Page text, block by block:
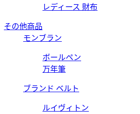
レディース 財布
その他商品
モンブラン
ボールペン
万年筆
ブランド ベルト
ルイヴィトン